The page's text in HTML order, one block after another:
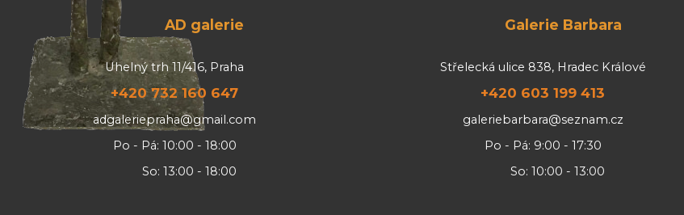
AD galerie
Uhelný trh 11/416, Praha
+420 732 160 647
adgaleriepraha@gmail.com
Po - Pá: 10:00 - 18:00
So: 13:00 - 18:00
Galerie Barbara
Střelecká ulice 838, Hradec Králové
+420 603 199 413
galeriebarbara@seznam.cz
Po - Pá: 9:00 - 17:30
So: 10:00 - 13:00